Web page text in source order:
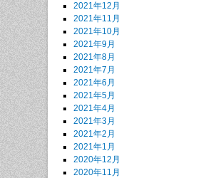
2021年12月
2021年11月
2021年10月
2021年9月
2021年8月
2021年7月
2021年6月
2021年5月
2021年4月
2021年3月
2021年2月
2021年1月
2020年12月
2020年11月